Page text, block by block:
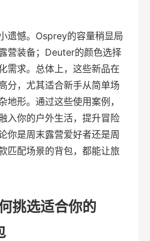
遗憾。Osprey的容量稍显局
营装备；Deuter的颜色选择
需求。总体上，这些新品在
分，尤其适合新手从简单场
地形。通过这些使用案例，
入你的户外生活，提升冒险
你是周末露营爱好者还是周
匹配场景的背包，都能让旅
挑选适合你的